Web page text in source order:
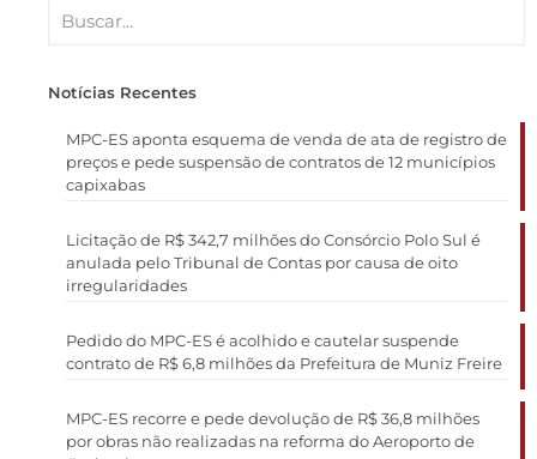
Notícias Recentes
MPC-ES aponta esquema de venda de ata de registro de
preços e pede suspensão de contratos de 12 municípios
capixabas
Licitação de R$ 342,7 milhões do Consórcio Polo Sul é
anulada pelo Tribunal de Contas por causa de oito
irregularidades
Pedido do MPC-ES é acolhido e cautelar suspende
contrato de R$ 6,8 milhões da Prefeitura de Muniz Freire
MPC-ES recorre e pede devolução de R$ 36,8 milhões
por obras não realizadas na reforma do Aeroporto de